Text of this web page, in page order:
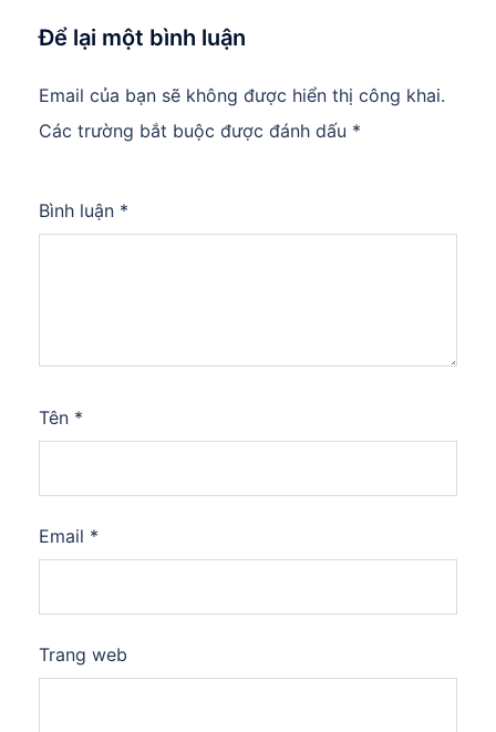
Để lại một bình luận
Email của bạn sẽ không được hiển thị công khai.
Các trường bắt buộc được đánh dấu *
Bình luận *
Tên *
Email *
Trang web